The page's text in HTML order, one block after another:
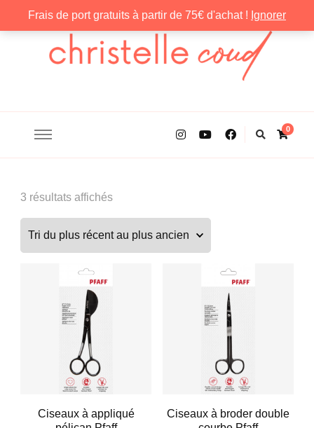
Frais de port gratuits à partir de 75€ d'achat ! Ignorer
0
3 résultats affichésTrié
du
plus
récent
Ciseaux à appliqué
Ciseaux à broder double